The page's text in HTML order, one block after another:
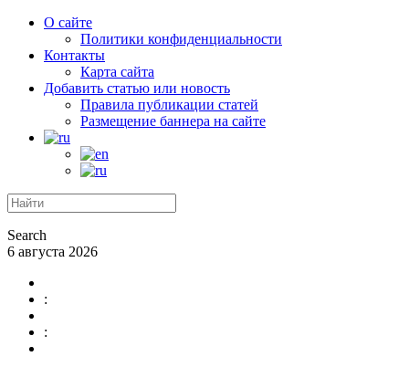
О сайте
Политики конфиденциальности
Контакты
Карта сайта
Добавить статью или новость
Правила публикации статей
Размещение баннера на сайте
Search
6 августа 2026
:
: